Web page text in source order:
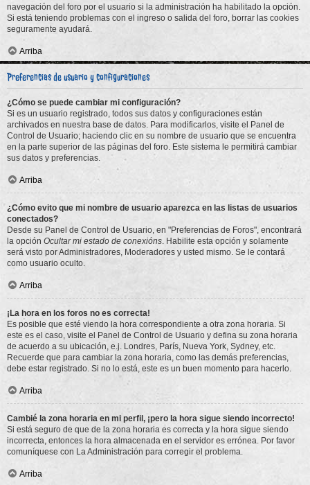
navegación del foro por el usuario si la administración ha habilitado la opción.
Si está teniendo problemas con el ingreso o salida del foro, borrar las cookies
seguramente ayudará.
Arriba
Preferencias de usuario y configuraciones
¿Cómo se puede cambiar mi configuración?
Si es un usuario registrado, todos sus datos y configuraciones están
archivados en nuestra base de datos. Para modificarlos, visite el Panel de
Control de Usuario; haciendo clic en su nombre de usuario que se encuentra
en la parte superior de las páginas del foro. Este sistema le permitirá cambiar
sus datos y preferencias.
Arriba
¿Cómo evito que mi nombre de usuario aparezca en las listas de usuarios
conectados?
Desde su Panel de Control de Usuario, en "Preferencias de Foros", encontrará
la opción Ocultar mi estado de conexións. Habilite esta opción y solamente
será visto por Administradores, Moderadores y usted mismo. Se le contará
como usuario oculto.
Arriba
¡La hora en los foros no es correcta!
Es posible que esté viendo la hora correspondiente a otra zona horaria. Si
este es el caso, visite el Panel de Control de Usuario y defina su zona horaria
de acuerdo a su ubicación, e.j. Londres, París, Nueva York, Sydney, etc.
Recuerde que para cambiar la zona horaria, como las demás preferencias,
debe estar registrado. Si no lo está, este es un buen momento para hacerlo.
Arriba
Cambié la zona horaria en mi perfil, ¡pero la hora sigue siendo incorrecto!
Si está seguro de que de la zona horaria es correcta y la hora sigue siendo
incorrecta, entonces la hora almacenada en el servidor es errónea. Por favor
comuníquese con La Administración para corregir el problema.
Arriba